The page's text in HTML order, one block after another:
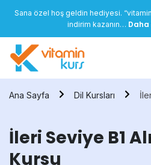
Sana özel hoş geldin hediyesi.
indirim kazanın… Daha
Ana Sayfa Dil Kursları
İleri Seviye B1
Kursu